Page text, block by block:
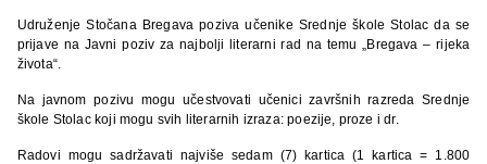
Udruženje Stočana Bregava poziva učenike Srednje škole Stolac da se
prijave na Javni poziv za najbolji literarni rad na temu „Bregava – rijeka
života“.
Na javnom pozivu mogu učestvovati učenici završnih razreda Srednje
škole Stolac koji mogu svih literarnih izraza: poezije, proze i dr.
Radovi mogu sadržavati najviše sedam (7) kartica (1 kartica = 1.800